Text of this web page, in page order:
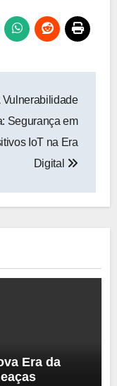
Vulnerabilidade
Segurança em
IoT na Era
Digital
Era da